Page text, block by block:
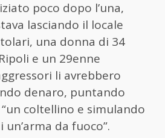
poco dopo l’una,
lasciando il locale
una donna di 34
e un 29enne
li avrebbero
denaro, puntando
coltellino e simulando
da fuoco”.